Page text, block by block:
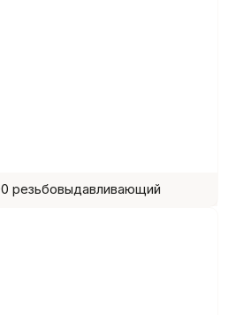
резьбовыдавливающий